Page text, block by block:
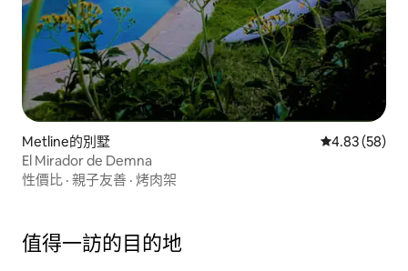
Metline的別墅 從 58 則評價
4.83 (58)
El Mirador de Demna
性價比 · 親子友善 · 烤肉架
值得一訪的目的地